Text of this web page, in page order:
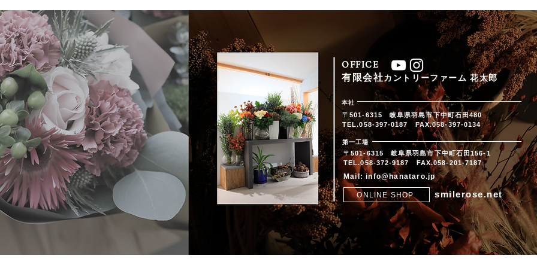
OFFICE
有限会社​カントリーファーム 花太郎
本社
〒501-6315 岐阜県羽島市下中町石田480
​TEL.058-397-0187 FAX.058-397-0134
〒501-6315 岐阜県羽島市下中町石田156-1
​TEL.058-372-9187 FAX.058-201-7187
第一工場
Mail:info@hanataro.jp
ONLINE SHOP smilerose.net